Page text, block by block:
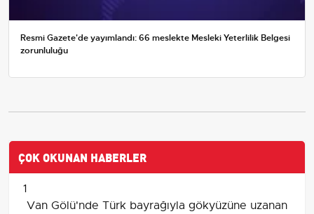
Resmi Gazete'de yayımlandı: 66 meslekte Mesleki Yeterlilik Belgesi
zorunluluğu
ÇOK OKUNAN HABERLER
1
Van Gölü'nde Türk bayrağıyla gökyüzüne uzanan